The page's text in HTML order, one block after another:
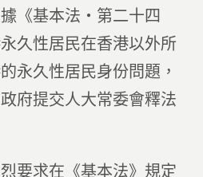
《基本法‧第二十四
久性居民在香港以外所
永久性居民身份問題，
府提交人大常委會釋法
要求在《基本法》規定